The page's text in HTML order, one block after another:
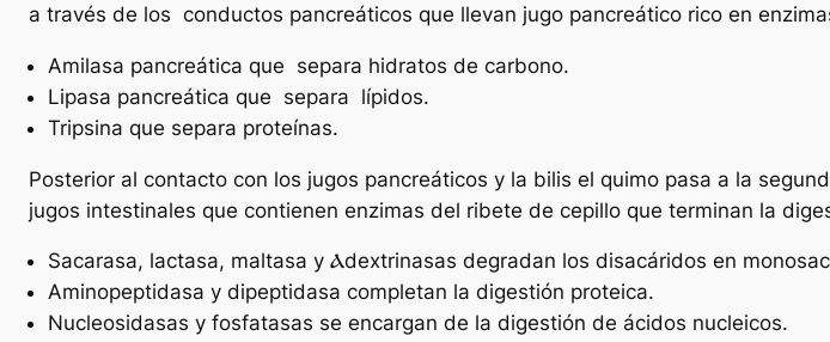
a través de los conductos pancreáticos que llevan jugo pancreático rico en
Amilasa pancreática que separa hidratos de carbono.
Lipasa pancreática que separa lípidos.
Tripsina que separa proteínas.
Posterior al contacto con los jugos pancreáticos y la bilis el quimo pasa a la
jugos intestinales que contienen enzimas del ribete de cepillo que terminan la
Sacarasa, lactasa, maltasa y Ⲁdextrinasas degradan los disacáridos en
Aminopeptidasa y dipeptidasa completan la digestión proteica.
Nucleosidasas y fosfatasas se encargan de la digestión de ácidos nucleicos.